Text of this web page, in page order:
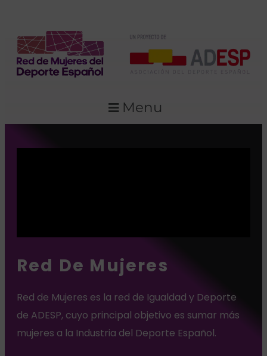
Menu
Red De Mujeres
Red de Mujeres es la red de Igualdad y Deporte
de ADESP, cuyo principal objetivo es sumar más
mujeres a la Industria del Deporte Español.